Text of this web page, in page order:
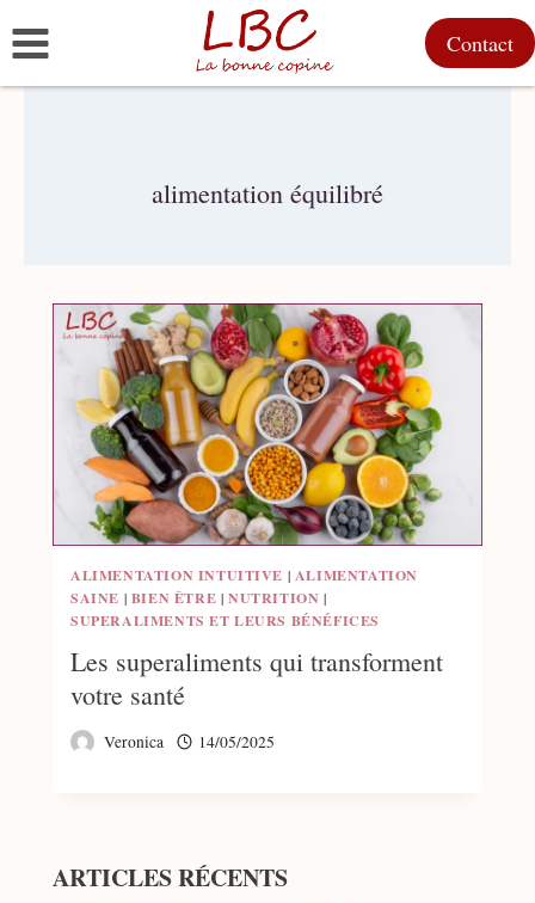
au
contenu
Contact
alimentation équilibré
ALIMENTATION INTUITIVE | ALIMENTATION
SAINE | BIEN ÊTRE | NUTRITION |
SUPERALIMENTS ET LEURS BÉNÉFICES
Les superaliments qui transforment
votre santé
Veronica 14/05/2025
ARTICLES RÉCENTS